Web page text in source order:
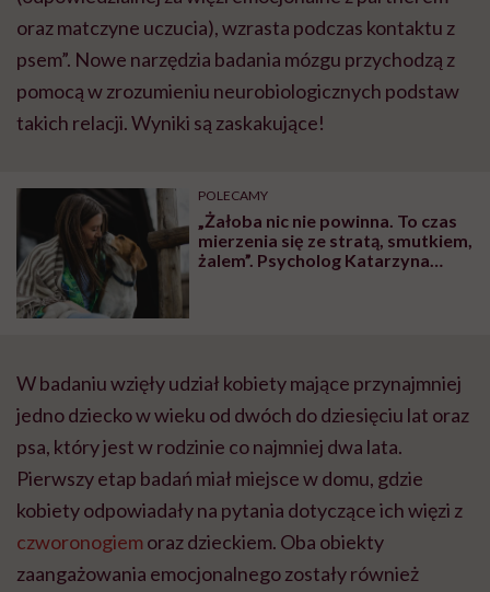
oraz matczyne uczucia), wzrasta podczas kontaktu z
psem”. Nowe narzędzia badania mózgu przychodzą z
pomocą w zrozumieniu neurobiologicznych podstaw
takich relacji. Wyniki są zaskakujące!
POLECAMY
„Żałoba nic nie powinna. To czas
mierzenia się ze stratą, smutkiem,
żalem”. Psycholog Katarzyna
W badaniu wzięły udział kobiety mające przynajmniej
jedno dziecko w wieku od dwóch do dziesięciu lat oraz
psa, który jest w rodzinie co najmniej dwa lata.
Pierwszy etap badań miał miejsce w domu, gdzie
kobiety odpowiadały na pytania dotyczące ich więzi z
czworonogiem oraz dzieckiem. Oba obiekty
zaangażowania emocjonalnego zostały również